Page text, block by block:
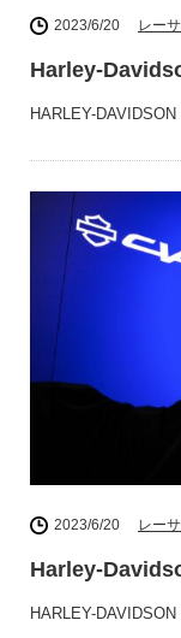
2023/6/20 レー
Harley-
HARLEY-
2023/6/20 レー
Harley-
HARLEY-